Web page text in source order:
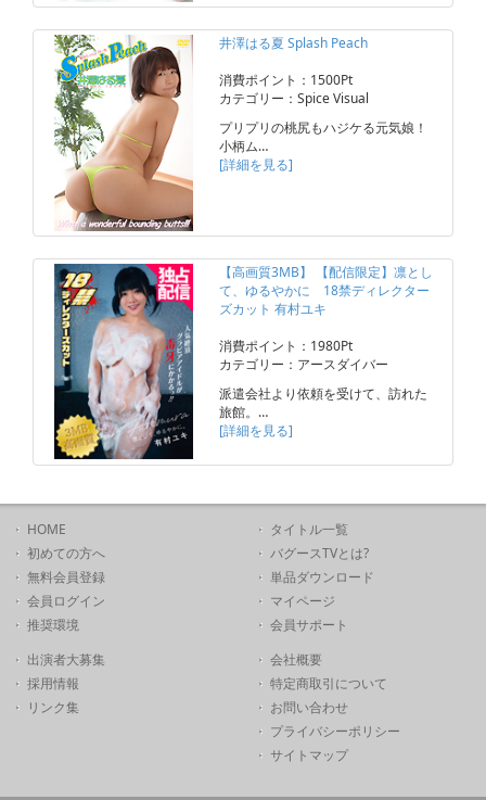
井澤はる夏 Splash Peach
消費ポイント：1500Pt
カテゴリー：Spice Visual
プリプリの桃尻もハジケる元気娘！
小柄ム…
[詳細を見る]
【高画質3MB】 【配信限定】凛とし
て、ゆるやかに 18禁ディレクター
ズカット 有村ユキ
消費ポイント：1980Pt
カテゴリー：アースダイバー
派遣会社より依頼を受けて、訪れた
旅館。…
[詳細を見る]
HOME
初めての方へ
無料会員登録
会員ログイン
推奨環境
タイトル一覧
バグースTVとは?
単品ダウンロード
マイページ
会員サポート
出演者大募集
採用情報
リンク集
会社概要
特定商取引について
お問い合わせ
プライバシーポリシー
サイトマップ